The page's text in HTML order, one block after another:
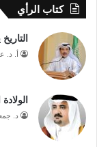
كتاب الرأي
أ. د.
د.